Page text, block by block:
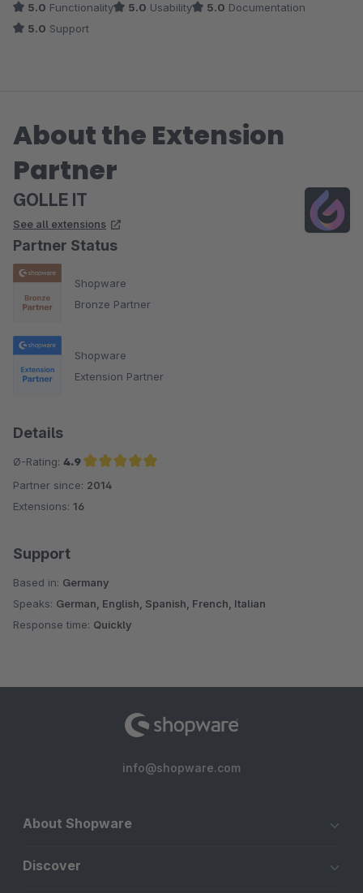
5.0 Functionality 5.0 Usability 5.0 Documentation
5.0 Support
About the Extension
Partner
GOLLE IT
See all extensions
Partner Status
Shopware
Bronze Partner
Shopware
Extension Partner
Details
Ø-Rating: 4.9
Average rating of 4.9 out of 5 stars
Partner since: 2014
Extensions: 16
Support
Based in: Germany
Speaks: German, English, Spanish, French, Italian
Response time: Quickly
info@shopware.com
About Shopware
Discover